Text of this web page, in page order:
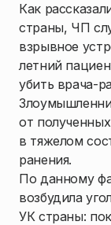
Как
страны, ЧП
взрывное
летний
убить врача-
от
в тяжелом
ранения.
По данному
возбудила
УК страны: